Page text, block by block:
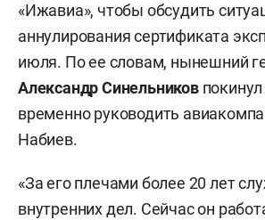
«Ижавиа», чтобы обсудить
аннулирования сертификата
июля. По ее словам, нынешний
Александр Синельниковпокинул
временно руководить
Набиев.
«За его плечами более 20 лет
внутренних дел. Сейчас он